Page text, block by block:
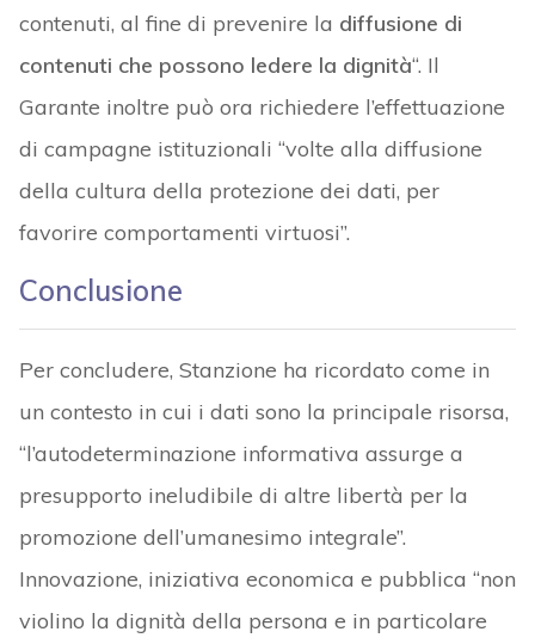
contenuti, al fine di prevenire la diffusione di
contenuti che possono ledere la dignità“. Il
Garante inoltre può ora richiedere l’effettuazione
di campagne istituzionali “volte alla diffusione
della cultura della protezione dei dati, per
favorire comportamenti virtuosi”.
Conclusione
Per concludere, Stanzione ha ricordato come in
un contesto in cui i dati sono la principale risorsa,
“l’autodeterminazione informativa assurge a
presupporto ineludibile di altre libertà per la
promozione dell’umanesimo integrale”.
Innovazione, iniziativa economica e pubblica “non
violino la dignità della persona e in particolare